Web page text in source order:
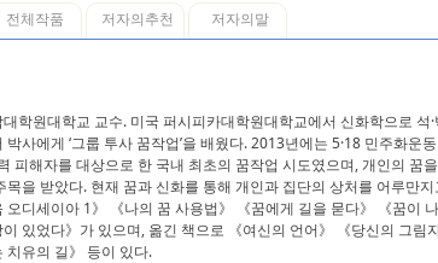
전체작품 저자의추천 저자의말
학원대학교 교수. 미국 퍼시피카대학원대학교에서 신화학으로 석
사에게 ‘그룹 투사 꿈작업’을 배웠다. 2013년에는 5·18 민주화운
피해자를 대상으로 한 국내 최초의 꿈작업 시도였으며, 개인의 꿈
목을 받았다. 현재 꿈과 신화를 통해 개인과 집단의 상처를 어루만
오디세이아 1》 《나의 꿈 사용법》 《꿈에게 길을 묻다》 《꿈이
있었다》가 있으며, 옮긴 책으로 《여신의 언어》 《당신의 그림
치유의 길》 등이 있다.